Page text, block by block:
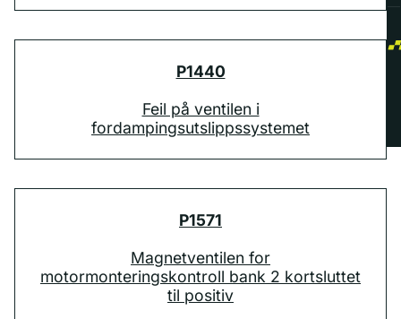
P1440
Feil på ventilen i
fordampingsutslippssystemet
P1571
Magnetventilen for
motormonteringskontroll bank 2 kortsluttet
til positiv